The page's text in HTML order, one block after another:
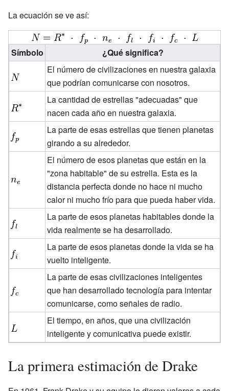
La ecuación se ve así:
Símbolo
¿Qué significa?
El número de civilizaciones en nuestra galaxia
que podrían comunicarse con nosotros.
La cantidad de estrellas "adecuadas" que
nacen cada año en nuestra galaxia.
La parte de esas estrellas que tienen planetas
girando a su alrededor.
El número de esos planetas que están en la
"zona habitable" de su estrella. Esta es la
distancia perfecta donde no hace ni mucho
calor ni mucho frío para que pueda haber vida.
La parte de esos planetas habitables donde la
vida realmente se ha desarrollado.
La parte de esos planetas donde la vida se ha
vuelto inteligente.
La parte de esas civilizaciones inteligentes
que han desarrollado tecnología para intentar
comunicarse, como señales de radio.
El tiempo, en años, que una civilización
inteligente y comunicativa puede existir.
La primera estimación de Drake